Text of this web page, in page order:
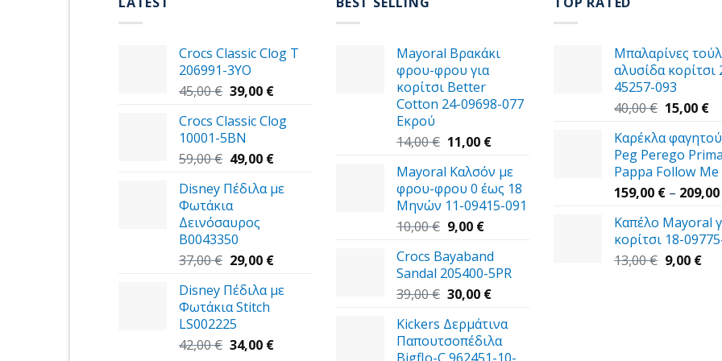
Crocs Classic Clog T
206991-3YΟ
45,00€ Original
was:
45,00 €.
39,00 €Η
τιμή
39,00 €.
Crocs Classic Clog
10001-5BN
59,00€ Original
was:
59,00 €.
49,00 €Η
τιμή
Disney Πέδιλα με
Φωτάκια
Δεινόσαυρος
B0043350
37,00€ Original
was:
37,00 €.
29,00 €Η
τιμή
Disney Πέδιλα με
Φωτάκια Stitch
LS002225
42,00€ Original
34,00 €Η
Mayoral Βρακάκι
φρου-φρου για
κορίτσι Better
Cotton 24-09698-077
Εκρού
14,00€ Original
was:
14,00 €.
11,00 €Η
τιμή
είναι:
11,00 €.
Mayoral Καλσόν με
φρου-φρου 0 έως 18
Μηνών 11-09415-091
10,00€ Original
was:
10,00 €.
9,00 €Η
τιμή
είναι:
9,00 €.
Crocs Bayaband
Sandal 205400-5PR
39,00€ Original
was:
39,00 €.
30,00 €Η
τιμή
είναι:
Kickers Δερμάτινα
Παπουτσοπέδιλα
Μπαλαρίνες
αλυσίδα κορίτσι
45257-093
40,00€ Original
was:
40,00 €.
15,00 €Η
Καρέκλα φαγητού
Peg Perego Prima
Pappa Follow Me
159,00 € – 209,00
Καπέλο Mayoral
κορίτσι 18-
13,00€ Original
9,00 €Η